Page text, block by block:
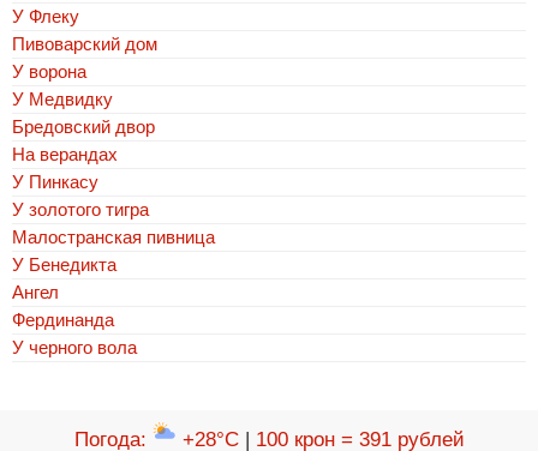
У Флеку
Пивоварский дом
У ворона
У Медвидку
Бредовский двор
На верандах
У Пинкасу
У золотого тигра
Малостранская пивница
У Бенедикта
Ангел
Фердинанда
У черного вола
Погода: +28°C| 100 крон = 391 рублей